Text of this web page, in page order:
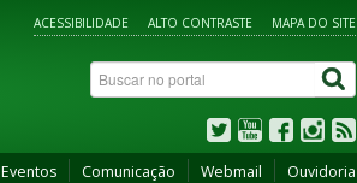
ACESSIBILIDADE ALTO CONTRASTE MAPA DO SITE
Eventos Comunicação Webmail Ouvidoria